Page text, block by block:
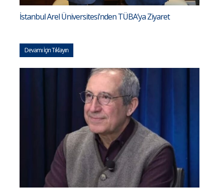
İstanbul Arel Üniversitesi’nden TÜBA’ya Ziyaret
Devamı İçin Tıklayın